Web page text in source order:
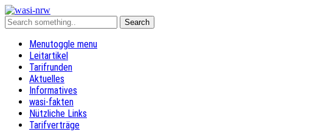
Menutoggle menu
Leitartikel
Tarifrunden
Aktuelles
Informatives
wasi-fakten
Nützliche Links
Tarifverträge